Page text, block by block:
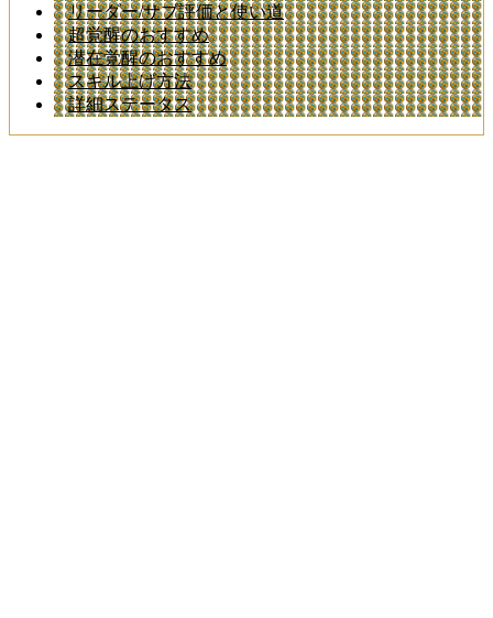
リーダー/サブ評価と使い道
超覚醒のおすすめ
潜在覚醒のおすすめ
スキル上げ方法
詳細ステータス